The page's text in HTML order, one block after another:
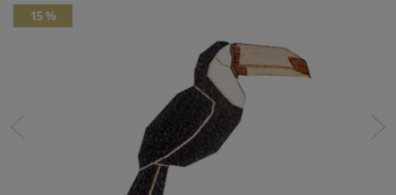
15 %